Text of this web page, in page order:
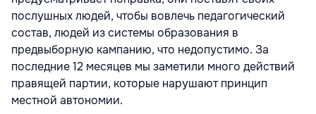
послушных людей, чтобы вовлечь педагогический
состав, людей из системы образования в
предвыборную кампанию, что недопустимо. За
последние 12 месяцев мы заметили много действий
правящей партии, которые нарушают принцип
местной автономии.